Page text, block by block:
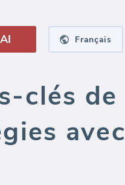
Français
clés de
avec